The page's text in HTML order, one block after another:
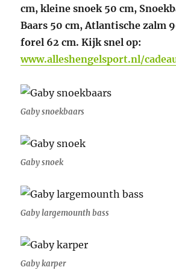
cm, kleine snoek 50 cm,
Baars 50 cm, Atlantische zalm
forel 62 cm. Kijk snel op:
www.alleshengelsport.nl/
Gaby snoekbaars
Gaby snoek
Gaby largemounth bass
Gaby karper